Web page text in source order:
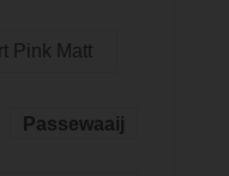
Pink Matt
Passewaaij